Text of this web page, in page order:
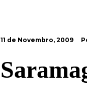
11 de Novembro, 2009